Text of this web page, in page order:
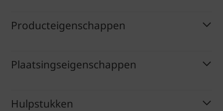
Producteigenschappen
Plaatsingseigenschappen
Hulpstukken